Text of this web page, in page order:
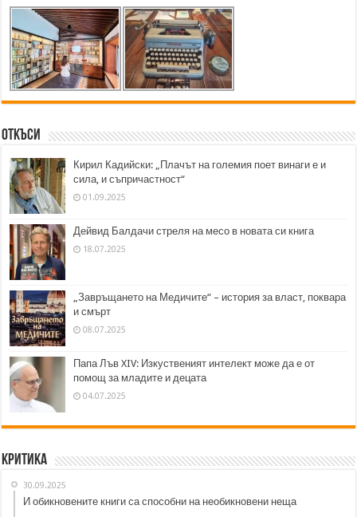
Откъси
Кирил Кадийски: „Плачът на големия поет винаги е и
сила, и съпричастност“
01.09.2025
Дейвид Балдачи стреля на месо в новата си книга
18.07.2025
„Завръщането на Медичите“ – история за власт, поквара
и смърт
08.07.2025
Папа Лъв XIV: Изкуственият интелект може да е от
помощ за младите и децата
04.07.2025
Критика
30.09.2025
И обикновените книги са способни на необикновени неща